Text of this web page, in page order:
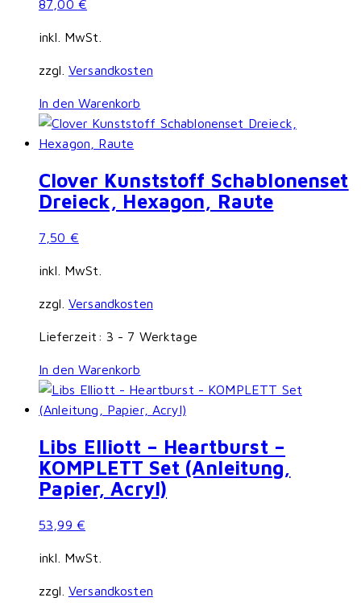
87,00 €
inkl. MwSt.
zzgl. Versandkosten
In den Warenkorb
Clover Kunststoff Schablonenset
Dreieck, Hexagon, Raute
7,50 €
inkl. MwSt.
zzgl. Versandkosten
Lieferzeit: 3 - 7 Werktage
In den Warenkorb
Libs Elliott – Heartburst –
KOMPLETT Set (Anleitung,
Papier, Acryl)
53,99 €
inkl. MwSt.
zzgl. Versandkosten